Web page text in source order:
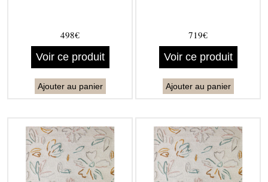
498€
Voir ce produit
Ajouter au panier
719€
Voir ce produit
Ajouter au panier